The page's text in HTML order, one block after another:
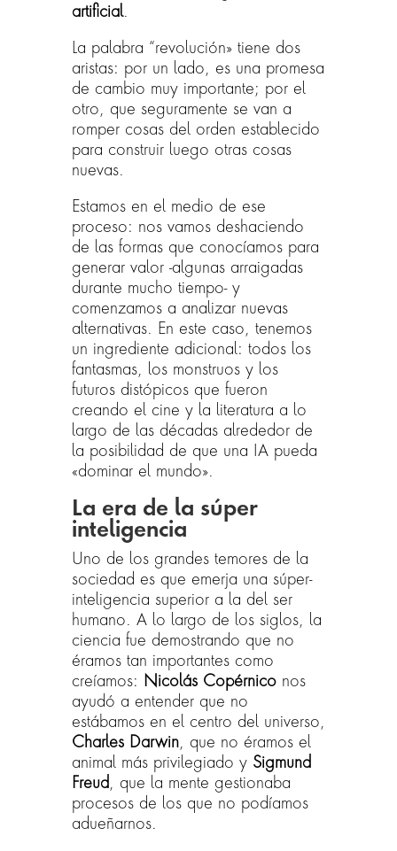
artificial.
La palabra “revolución» tiene dos
aristas: por un lado, es una promesa
de cambio muy importante; por el
otro, que seguramente se van a
romper cosas del orden establecido
para construir luego otras cosas
nuevas.
Estamos en el medio de ese
proceso: nos vamos deshaciendo
de las formas que conocíamos para
generar valor -algunas arraigadas
durante mucho tiempo- y
comenzamos a analizar nuevas
alternativas. En este caso, tenemos
un ingrediente adicional: todos los
fantasmas, los monstruos y los
futuros distópicos que fueron
creando el cine y la literatura a lo
largo de las décadas alrededor de
la posibilidad de que una IA pueda
«dominar el mundo».
La era de la súper
inteligencia
Uno de los grandes temores de la
sociedad es que emerja una súper-
inteligencia superior a la del ser
humano. A lo largo de los siglos, la
ciencia fue demostrando que no
éramos tan importantes como
creíamos: Nicolás Copérniconos
ayudó a entender que no
estábamos en el centro del universo,
Charles Darwin, que no éramos el
animal más privilegiado y Sigmund
Freud, que la mente gestionaba
procesos de los que no podíamos
adueñarnos.